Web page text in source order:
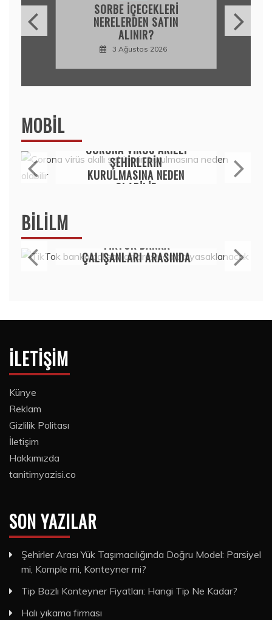
SORBE IÇECEKLERI
NERELERDEN SATIN
ALINIR?
3 Ağustos 2026
MOBIL
CORONA VIRÜS AKILLI
ŞEHIRLERIN
KURULMASINA NEDEN
OLABILIR
BILILM
TIKTOK BANKA
ÇALIŞANLARI ARASINDA
DA YASAKLANACAK
İLETIŞIM
Künye
Reklam
Gizlilik Politası
İletişim
Hakkımızda
tanitimyazisi.co
SON YAZILAR
Şehirler Arası Yük Taşımacılığında Doğru Model: Parsiyel
mi, Komple mi, Konteyner mi?
Tip Bazlı Konteyner Fiyatları: Hangi Tip Ne Kadar?
Halı yıkama firması